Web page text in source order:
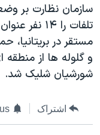
آرشیو پخش زنده
مجموعه مستندهای
تریبونال مردمی آبان ۹۸
دادگاه حمید نوری
چهل سال گروگان‌گیری
اعتراضات مردمی آبان
سازمان نظارت بر
تلفات را
مستقر در بریتانیا،
و گلوله ها از
شورشیان شلیک شد.
اشتراک